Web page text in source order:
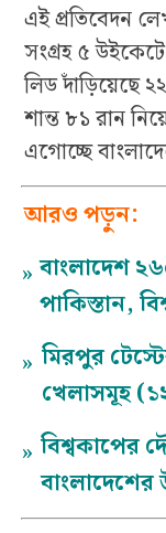
এই প্রতিবেদন
সংগ্রহ ৫
লিড দাঁড়িয়েছে
শান্ত ৮১ রান
এগোচ্ছে
আরও পড়ুন:
» বাংলাদেশ
পাকিস্তান,
» মিরপুর
খেলাসমূহ
» বিশ্বকাপের
বাংলাদেশের